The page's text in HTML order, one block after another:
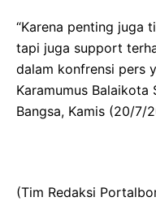
“Karena penting juga
tapi juga support
dalam konfrensi pers
Karamumus Balaikota
Bangsa, Kamis (20/7/
(Tim Redaksi